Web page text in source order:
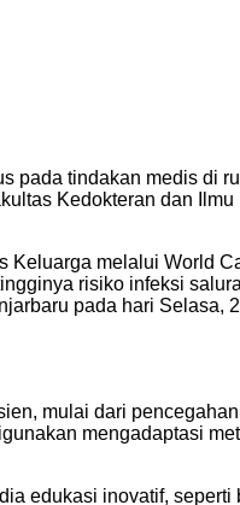
pada tindakan medis di
Kedokteran dan
melalui World
risiko infeksi
pada hari
mulai dari
mengadaptasi
edukasi inovatif,